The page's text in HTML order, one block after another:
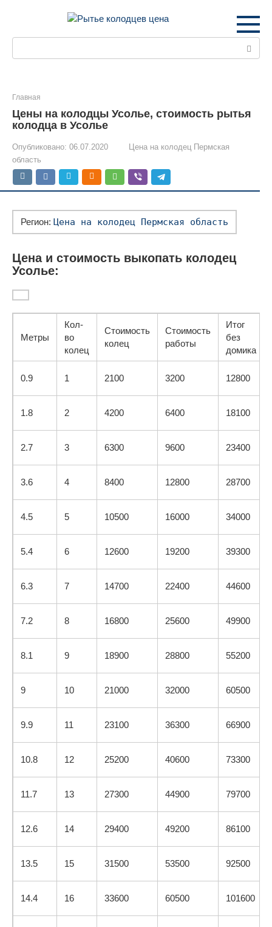
Главная
Цены на колодцы Усолье, стоимость рытья
колодца в Усолье
Опубликовано: 06.07.2020
Цена на колодец Пермская
область
Регион: Цена на колодец Пермская область
Цена и стоимость выкопать колодец
Усолье:
Метры
Кол-
во
колец
Стоимость
колец
Стоимость
работы
Итог
без
домика
0.9 1 2100 3200 12800
1.8 2 4200 6400 18100
2.7 3 6300 9600 23400
3.6 4 8400 12800 28700
4.5 5 10500 16000 34000
5.4 6 12600 19200 39300
6.3 7 14700 22400 44600
7.2 8 16800 25600 49900
8.1 9 18900 28800 55200
9 10 21000 32000 60500
9.9 11 23100 36300 66900
10.8 12 25200 40600 73300
11.7 13 27300 44900 79700
12.6 14 29400 49200 86100
13.5 15 31500 53500 92500
14.4 16 33600 60500 101600